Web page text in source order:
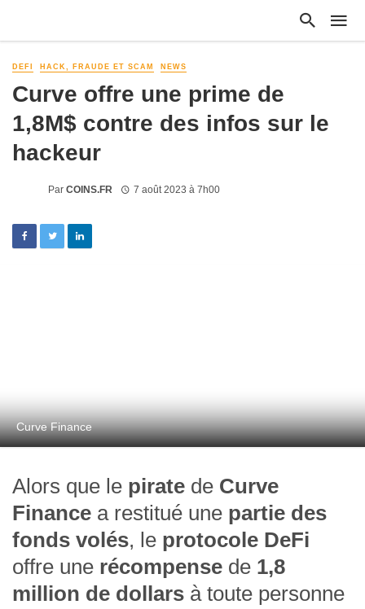
DEFI HACK, FRAUDE ET SCAM NEWS
Curve offre une prime de
1,8M$ contre des infos sur le
hackeur
Par COINS.FR 7 août 2023 à 7h00
Curve Finance
Alors que le pirate de Curve
Finance a restitué une partie des
fonds volés, le protocole DeFi
offre une récompense de 1,8
million de dollars à toute personne